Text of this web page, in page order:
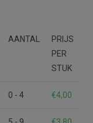
AANTAL
PRIJS
PER
STUK
0 - 4 €4,00